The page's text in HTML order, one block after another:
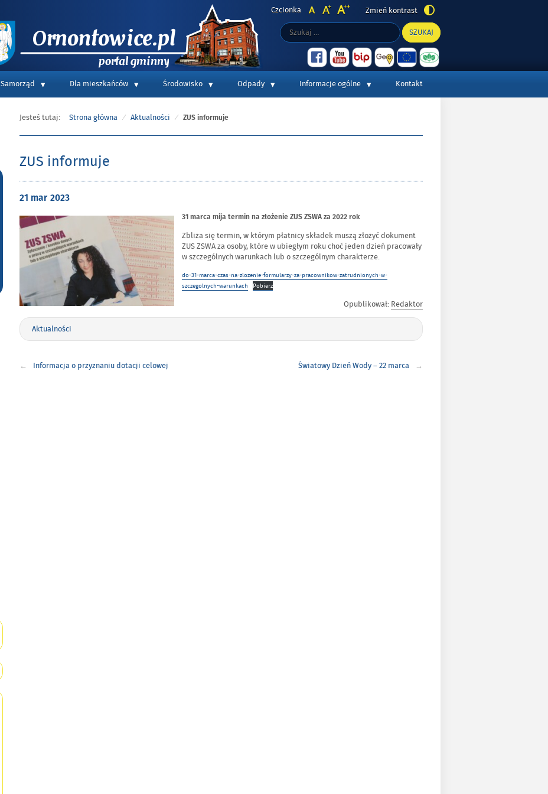
PORTAL GMINY
ORNONTOWICE
Portal informacyjny Gminy Ornontowice
Czcionka Zmień kontrast
Wyszukiwarka
Szukaj:
Samorząd Dla mieszkańców Środowisko Odpady Informacje ogólne Kontakt
Jesteś tutaj: Strona główna Aktualności ZUS informuje
ZUS informuje
Opublikowano
dniu
21 mar 2023
31 marca mija termin na złożenie ZUS ZSWA za 2022 rok
Zbliża się termin, w którym płatnicy składek muszą złożyć dokument
ZUS ZSWA za osoby, które w ubiegłym roku choć jeden dzień pracowały
w szczególnych warunkach lub o szczególnym charakterze.
do-31-marca-czas-na-zlozenie-formularzy-za-pracownikow-zatrudnionych-w-
szczegolnych-warunkach
Pobierz
Opublikował: Redaktor
Aktualności
wpisuInformacja o przyznaniu dotacji celowej Światowy Dzień Wody – 22 marca